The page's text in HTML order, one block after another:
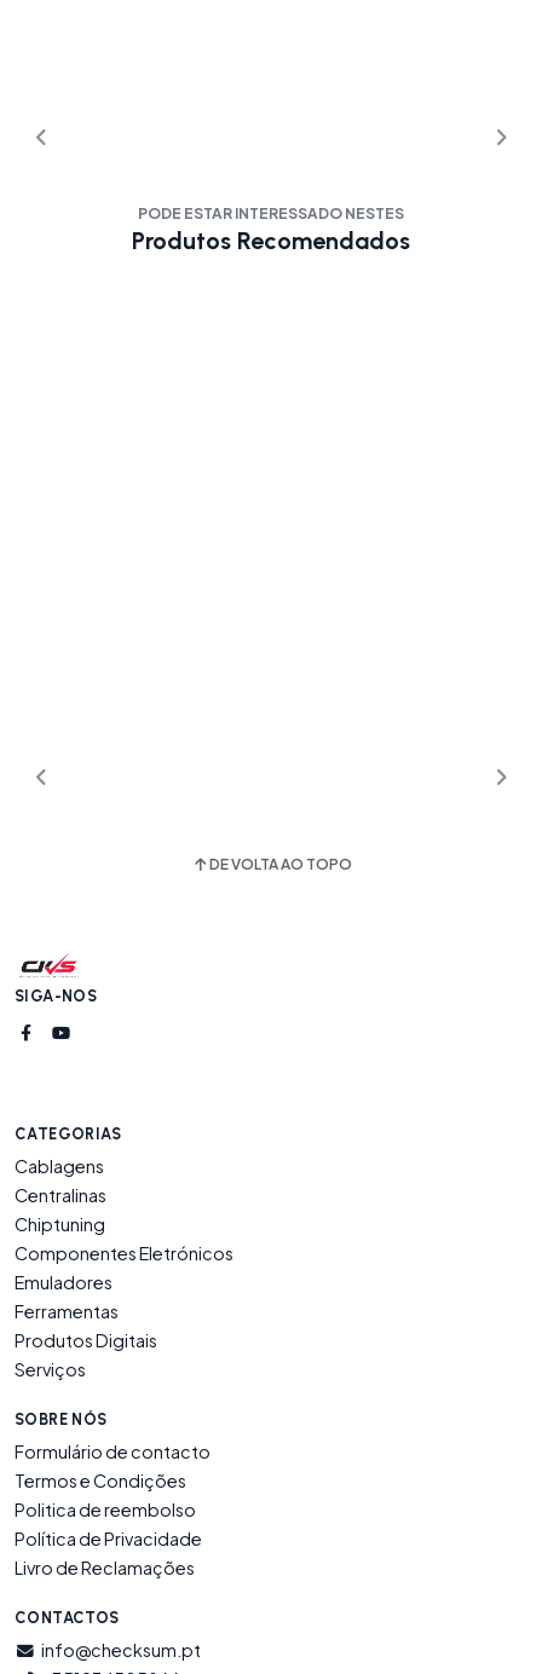
PODE ESTAR INTERESSADO NESTES
Produtos Recomendados
DE VOLTA AO TOPO
SIGA-NOS
CATEGORIAS
Cablagens
Centralinas
Chiptuning
Componentes Eletrónicos
Emuladores
Ferramentas
Produtos Digitais
Serviços
SOBRE NÓS
Formulário de contacto
Termos e Condições
Politica de reembolso
Política de Privacidade
Livro de Reclamações
CONTACTOS
info@checksum.pt